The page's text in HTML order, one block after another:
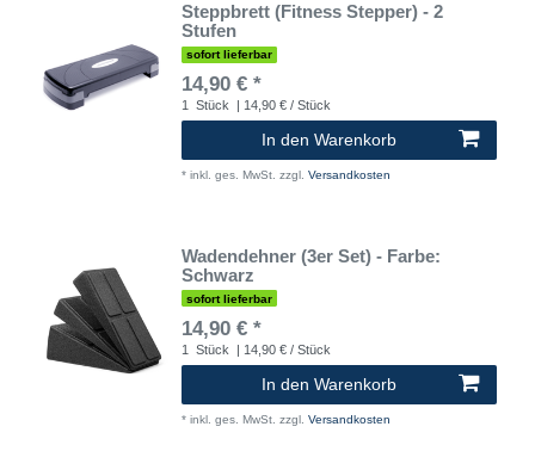
Steppbrett (Fitness Stepper) - 2
Stufen
sofort lieferbar
14,90 € *
1 Stück | 14,90 € / Stück
In den Warenkorb
* inkl. ges. MwSt. zzgl. Versandkosten
Wadendehner (3er Set) - Farbe:
Schwarz
sofort lieferbar
14,90 € *
1 Stück | 14,90 € / Stück
In den Warenkorb
* inkl. ges. MwSt. zzgl. Versandkosten